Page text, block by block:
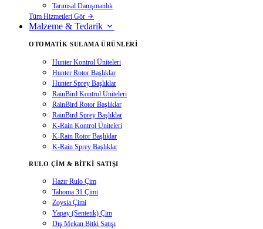
Tarımsal Danışmanlık
Tüm Hizmetleri Gör
Malzeme & Tedarik
OTOMATIK SULAMA ÜRÜNLERI
Hunter Kontrol Üniteleri
Hunter Rotor Başlıklar
Hunter Sprey Başlıklar
RainBird Kontrol Üniteleri
RainBird Rotor Başlıklar
RainBird Sprey Başlıklar
K-Rain Kontrol Üniteleri
K-Rain Rotor Başlıklar
K-Rain Sprey Başlıklar
RULO ÇIM & BITKI SATIŞI
Hazır Rulo Çim
Tahoma 31 Çimi
Zoysia Çimi
Yapay (Sentetik) Çim
Dış Mekan Bitki Satışı